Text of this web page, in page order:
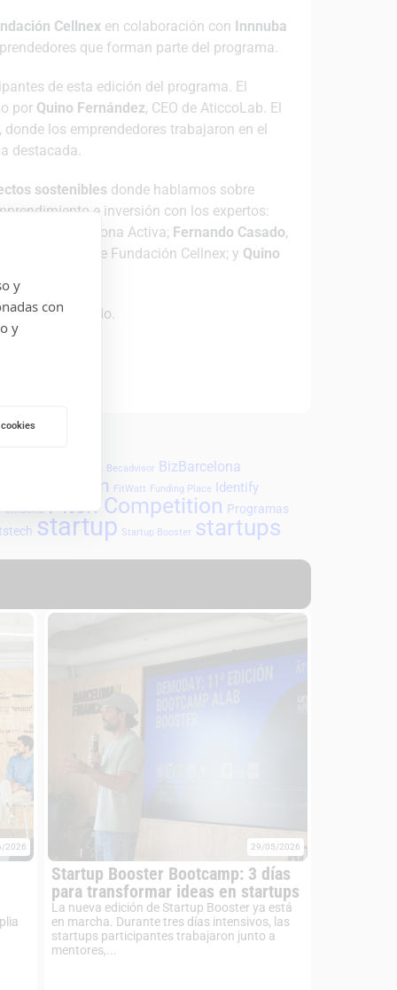
Cellnex en colaboración con Innnuba
que forman parte del programa.
de esta edición del programa. El
por Quino Fernández, CEO de AticcoLab. El
los emprendedores trabajaron en el
destacada.
sostenibles donde hablamos sobre
e inversión con los expertos:
de Barcelona Activa; Fernando Casado,
ambiente de Fundación Cellnex; y Quino
incluido.
Becadvisor BizBarcelona
financiación FitWatt Funding Place Identify
omashu Pitch Competition Programas
startup Startup Booster startups
2026 29/05/2026
Startup Booster Bootcamp: 3 días
para transformar ideas en startups
La nueva edición de Startup Booster ya está
en marcha. Durante tres días intensivos, las
startups participantes trabajaron junto a
mentores,...
y
con
y